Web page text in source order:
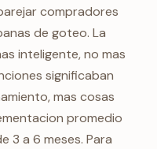
compradores
de goteo. La
inteligente, no mas
significaban
mas cosas
promedio
3 a 6 meses. Para